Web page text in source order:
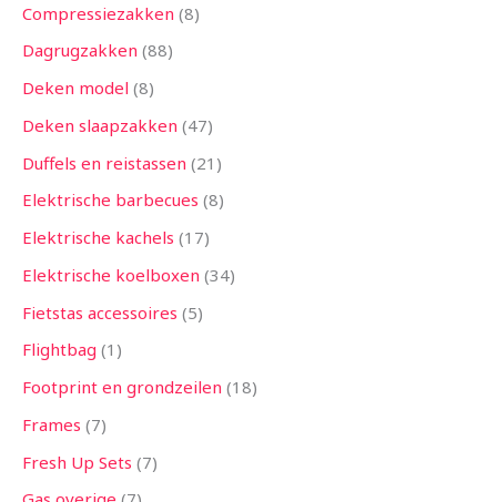
Compressiezakken 8
Dagrugzakken 88
Deken model 8
Deken slaapzakken 47
Duffels en reistassen 21
Elektrische barbecues 8
Elektrische kachels 17
Elektrische koelboxen 34
Fietstas accessoires 5
Flightbag 1
Footprint en grondzeilen 18
Frames 7
Fresh Up Sets 7